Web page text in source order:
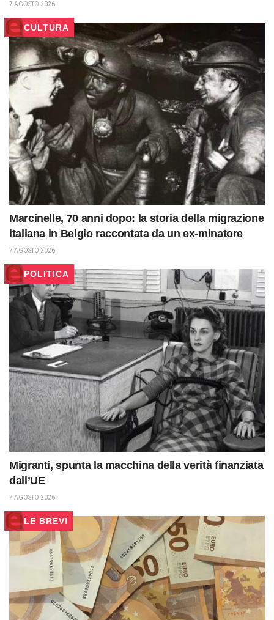
7 AGOSTO 2026
CULTURA
Marcinelle, 70 anni dopo: la storia della migrazione
italiana in Belgio raccontata da un ex-minatore
7 AGOSTO 2026
POLITICA
Migranti, spunta la macchina della verità finanziata
dall’UE
7 AGOSTO 2026
LE BREVI